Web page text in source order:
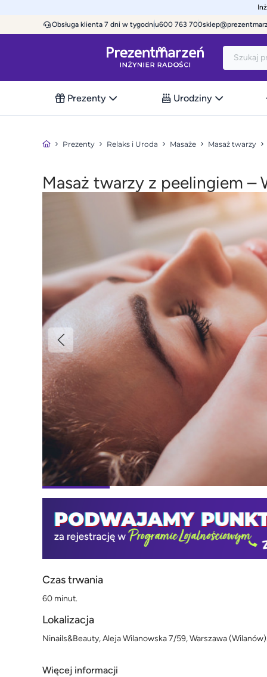
Obsługa klienta 7 dni w tygodniu600 763 700
Prezenty Urodziny
Prezenty Relaks i Uroda Masaże Masaż twarzy
Masaż twarzy z peelingiem –
Czas trwania
60 minut.
Lokalizacja
Ninails&Beauty, Aleja Wilanowska 7/59, Warszawa
Więcej informacji